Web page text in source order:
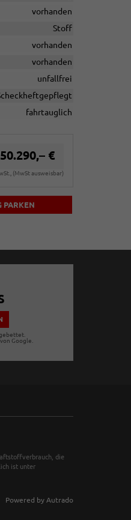
vorhanden
Stoff
vorhanden
vorhanden
unfallfrei
fahrtauglich
50.290,– €
(MwSt ausweisbar)
PARKEN
von Google.
die
ist unter
Powered by Autrado